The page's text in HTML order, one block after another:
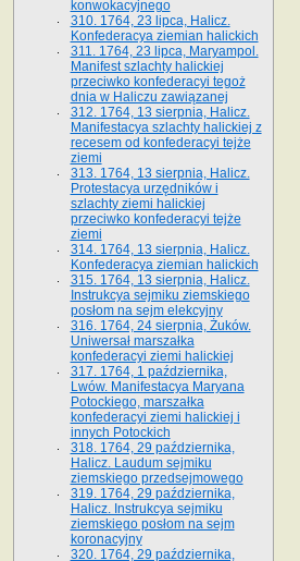
konwokacyjnego
310. 1764, 23 lipca, Halicz.
Konfederacya ziemian halickich
311. 1764, 23 lipca, Maryampol.
Manifest szlachty halickiej
przeciwko konfederacyi tegoż
dnia w Haliczu zawiązanej
312. 1764, 13 sierpnia, Halicz.
Manifestacya szlachty halickiej z
recesem od konfederacyi tejże
ziemi
313. 1764, 13 sierpnia, Halicz.
Protestacya urzędników i
szlachty ziemi halickiej
przeciwko konfederacyi tejże
ziemi
314. 1764, 13 sierpnia, Halicz.
Konfederacya ziemian halickich
315. 1764, 13 sierpnia, Halicz.
Instrukcya sejmiku ziemskiego
posłom na sejm elekcyjny
316. 1764, 24 sierpnia, Żuków.
Uniwersał marszałka
konfederacyi ziemi halickiej
317. 1764, 1 października,
Lwów. Manifestacya Maryana
Potockiego, marszałka
konfederacyi ziemi halickiej i
innych Potockich
318. 1764, 29 października,
Halicz. Laudum sejmiku
ziemskiego przedsejmowego
319. 1764, 29 października,
Halicz. Instrukcya sejmiku
ziemskiego posłom na sejm
koronacyjny
320. 1764, 29 października,